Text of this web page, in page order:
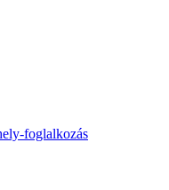
foglalkozás